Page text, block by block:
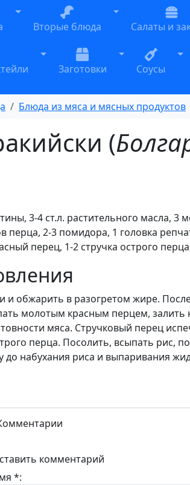
Toggle Dropdown
Вторые блюда
Toggle Dropdown
Салаты и
Toggle Dropdown
Заготовки
Toggle
Соусы
Блюда из мяса и мясных продуктов
(
3-4 ст.л. растительного масла, 3
перца, 2-3 помидора, 1 головка
перец, 1-2 стручка острого
и обжарить в разогретом жире.
молотым красным перцем,
мяса. Стручковый перец
перца. Посолить, всыпать
до набухания риса и выпаривания
комментарий
*: